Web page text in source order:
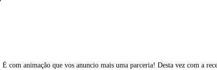
É com animação que vos anuncio mais uma parceria! Desta vez com a